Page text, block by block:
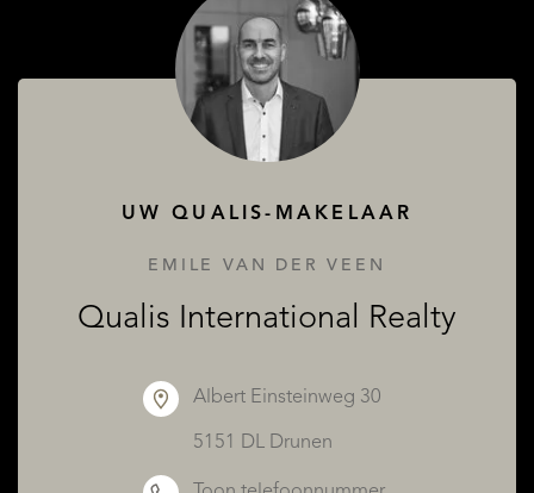
UW QUALIS-MAKELAAR
EMILE VAN DER VEEN
Qualis International Realty
Albert Einsteinweg 30
5151 DL Drunen